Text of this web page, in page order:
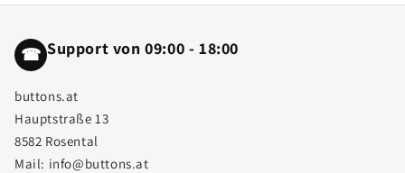
☎ Support von 09:00 - 18:00
buttons.at
Hauptstraße 13
8582 Rosental
Mail: info@buttons.at